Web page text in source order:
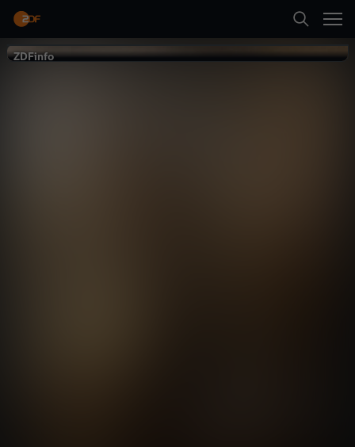
ZDFinfo ZDFinfo